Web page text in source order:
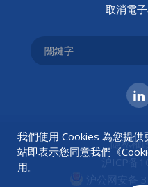
取消電
隱私權
沪ICP备
沪公网安备
我們使用 Cookies 為您提
站即表示您同意我們《
用。